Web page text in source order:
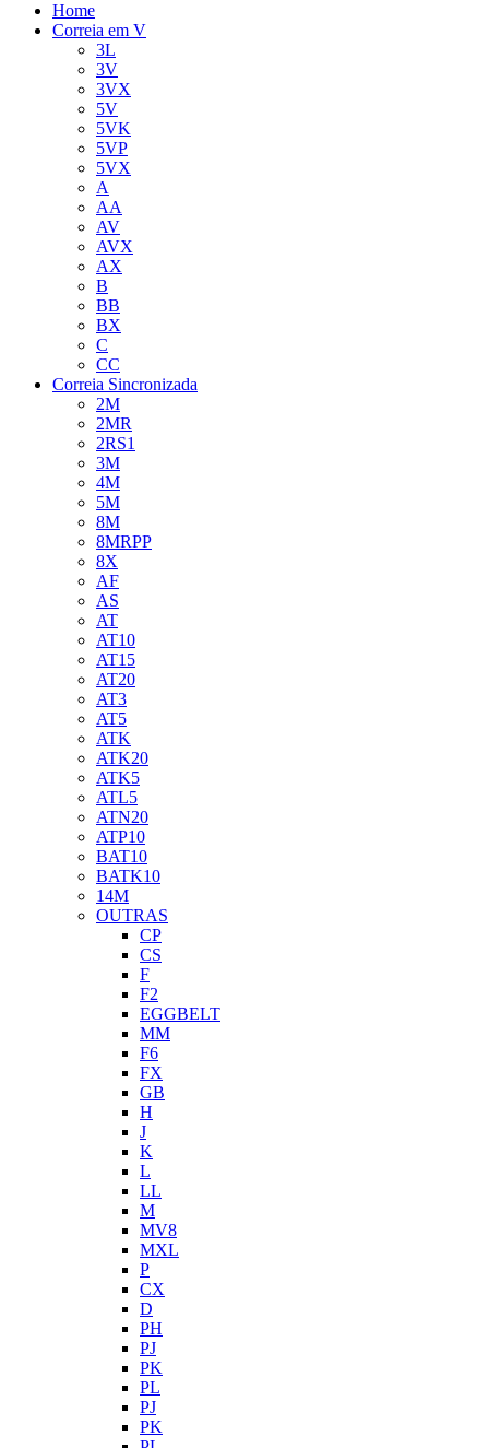
Home
Correia em V
3L
3V
3VX
5V
5VK
5VP
5VX
A
AA
AV
AVX
AX
B
BB
BX
C
CC
Correia Sincronizada
2M
2MR
2RS1
3M
4M
5M
8M
8MRPP
8X
AF
AS
AT
AT10
AT15
AT20
AT3
AT5
ATK
ATK20
ATK5
ATL5
ATN20
ATP10
BAT10
BATK10
14M
OUTRAS
CP
CS
F
F2
EGGBELT
MM
F6
FX
GB
H
J
K
L
LL
M
MV8
MXL
P
CX
D
PH
PJ
PK
PL
PJ
PK